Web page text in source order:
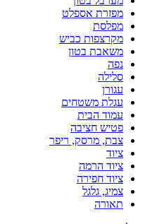
מפזרת אספלט
מפלסת
מקרצפות כביש
משאבת בטון
נפה
סלילה
עגורן
עגלת משטחים
עמוד הבית
פטיש חציבה
צבת, מרסק, ריפר
ציוד
ציוד הרמה
ציוד חפירה
צמיג, גלגל
תאורה